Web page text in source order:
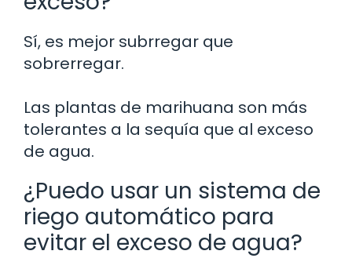
Sí, es mejor subrregar que
sobrerregar.
Las plantas de marihuana son más
tolerantes a la sequía que al exceso
de agua.
¿Puedo usar un sistema de
riego automático para
evitar el exceso de agua?